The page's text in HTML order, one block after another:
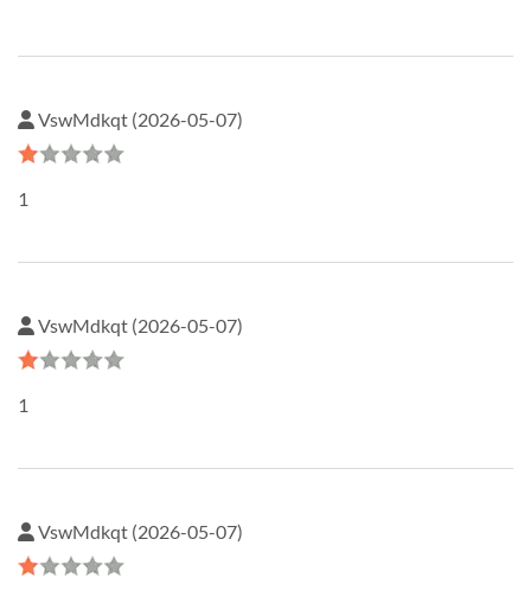
VswMdkqt (2026-05-07)
1
VswMdkqt (2026-05-07)
1
VswMdkqt (2026-05-07)